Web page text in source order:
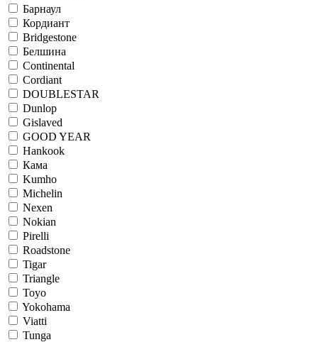
Барнаул
Кордиант
Bridgestone
Белшина
Continental
Cordiant
DOUBLESTAR
Dunlop
Gislaved
GOOD YEAR
Hankook
Кама
Kumho
Michelin
Nexen
Nokian
Pirelli
Roadstone
Tigar
Triangle
Toyo
Yokohama
Viatti
Tunga